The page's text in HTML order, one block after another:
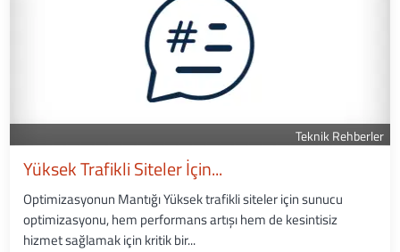
Teknik Rehberler
Yüksek Trafikli Siteler İçin...
Optimizasyonun Mantığı Yüksek trafikli siteler için sunucu
optimizasyonu, hem performans artışı hem de kesintisiz
hizmet sağlamak için kritik bir...